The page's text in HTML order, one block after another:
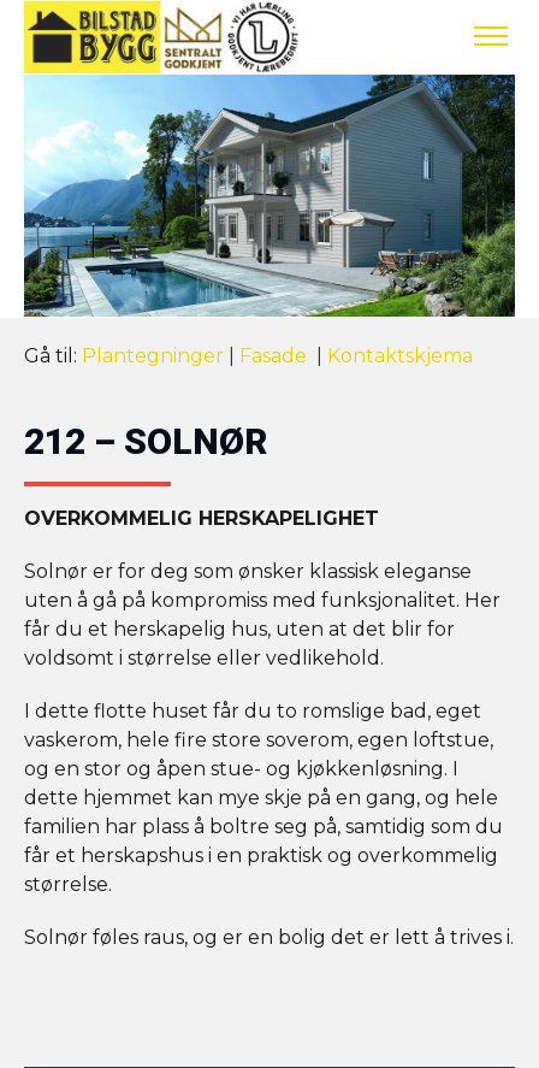
Gå til: Plantegninger Fasade Kontaktskjema
212 – SOLNØR
OVERKOMMELIG HERSKAPELIGHET
Solnør er for deg som ønsker klassisk eleganse
uten å gå på kompromiss med funksjonalitet. Her
får du et herskapelig hus, uten at det blir for
voldsomt i størrelse eller vedlikehold.
I dette flotte huset får du to romslige bad, eget
vaskerom, hele fire store soverom, egen loftstue,
og en stor og åpen stue- og kjøkkenløsning. I
dette hjemmet kan mye skje på en gang, og hele
familien har plass å boltre seg på, samtidig som du
får et herskapshus i en praktisk og overkommelig
størrelse.
Solnør føles raus, og er en bolig det er lett å trives i.